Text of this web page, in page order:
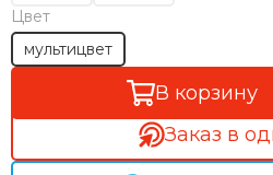
Цвет
мультицвет
В корзину
Заказ в